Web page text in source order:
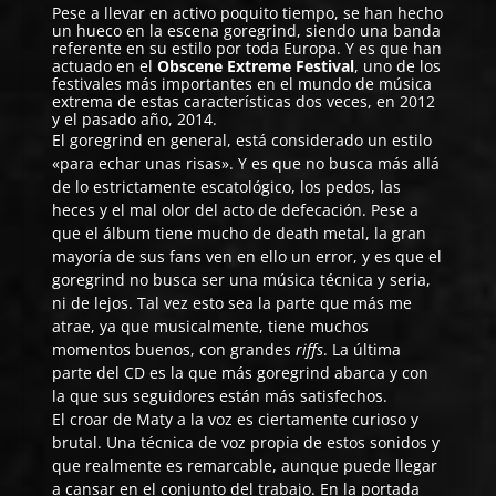
Pese a llevar en activo poquito tiempo, se han hecho
un hueco en la escena goregrind, siendo una banda
referente en su estilo por toda Europa. Y es que han
actuado en elObscene Extreme Festival, uno de los
festivales más importantes en el mundo de música
extrema de estas características dos veces, en 2012
y el pasado año, 2014.
El goregrind en general, está considerado un estilo
«para echar unas risas». Y es que no busca más allá
de lo estrictamente escatológico, los pedos, las
heces y el mal olor del acto de defecación. Pese a
que el álbum tiene mucho de death metal, la gran
mayoría de sus fans ven en ello un error, y es que el
goregrind no busca ser una música técnica y seria,
ni de lejos. Tal vez esto sea la parte que más me
atrae, ya que musicalmente, tiene muchos
momentos buenos, con grandesriffs. La última
parte del CD es la que más goregrind abarca y con
la que sus seguidores están más satisfechos.
El croar de Maty a la voz es ciertamente curioso y
brutal. Una técnica de voz propia de estos sonidos y
que realmente es remarcable, aunque puede llegar
a cansar en el conjunto del trabajo. En la portada